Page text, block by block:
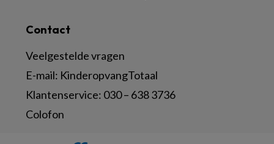
Contact
Veelgestelde vragen
E-mail: KinderopvangTotaal
Klantenservice: 030 – 638 3736
Colofon